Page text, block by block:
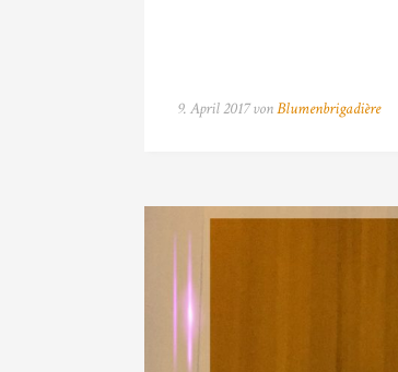
9. April 2017 vonBlumenbrigadière